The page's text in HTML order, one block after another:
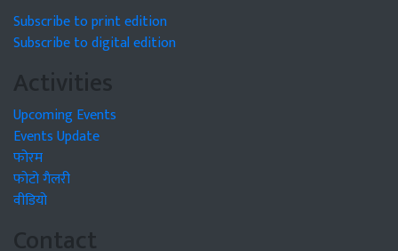
Subscribe to print edition
Subscribe to digital edition
Activities
Upcoming Events
Events Update
फोरम
फोटो गैलरी
वीडियो
Contact